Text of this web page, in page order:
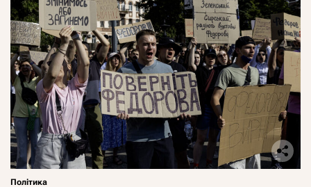
Політика